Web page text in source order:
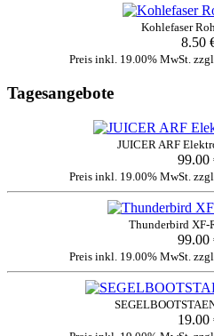
Kohlefaser
8.50
Preis inkl. 19.00% MwSt.
Tagesangebote
JUICER ARF
99.00
Preis inkl. 19.00% MwSt. zzgl.
Thunderbird XF-
99.00
Preis inkl. 19.00% MwSt. zzgl.
19.00